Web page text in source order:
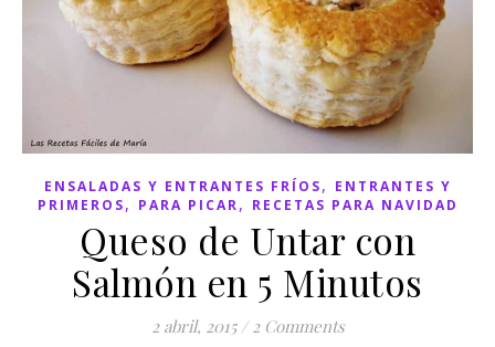
ENSALADAS Y ENTRANTES FRÍOS, ENTRANTES Y
PRIMEROS, PARA PICAR, RECETAS PARA NAVIDAD
Queso de Untar con
Salmón en 5 Minutos
2 abril, 2015 / 2 Comments